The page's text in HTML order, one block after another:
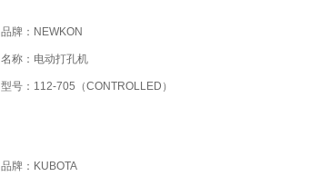
品牌：NEWKON
名称：电动打孔机
型号：112-705（CONTROLLED）
品牌：KUBOTA